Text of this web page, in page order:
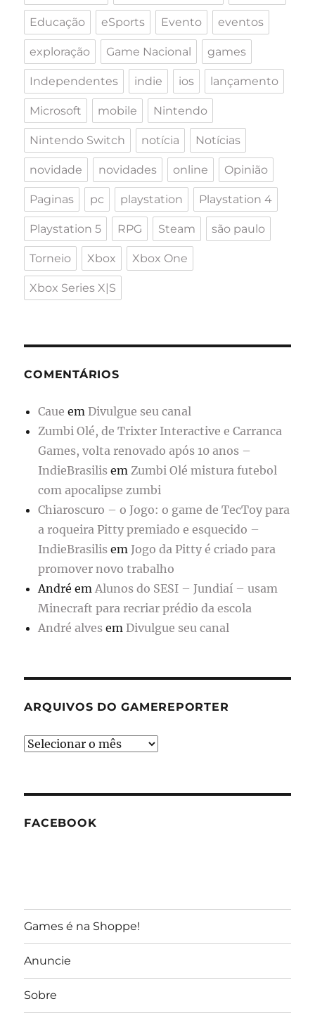
Educação eSports Evento eventos
exploração Game Nacional games
Independentes indie ios lançamento
Microsoft mobile Nintendo
Nintendo Switch notícia Notícias
novidade novidades online Opinião
Paginas pc playstation Playstation 4
Playstation 5 RPG Steam são paulo
Torneio Xbox Xbox One
Xbox Series X|S
COMENTÁRIOS
Caue em Divulgue seu canal
Zumbi Olé, de Trixter Interactive e Carranca
Games, volta renovado após 10 anos –
IndieBrasilis em Zumbi Olé mistura futebol
com apocalipse zumbi
Chiaroscuro – o Jogo: o game de TecToy para
a roqueira Pitty premiado e esquecido –
IndieBrasilis em Jogo da Pitty é criado para
promover novo trabalho
André em Alunos do SESI – Jundiaí – usam
Minecraft para recriar prédio da escola
André alves em Divulgue seu canal
ARQUIVOS DO GAMEREPORTER
Arquivos
FACEBOOK
Games é na Shoppe!
Anuncie
Sobre